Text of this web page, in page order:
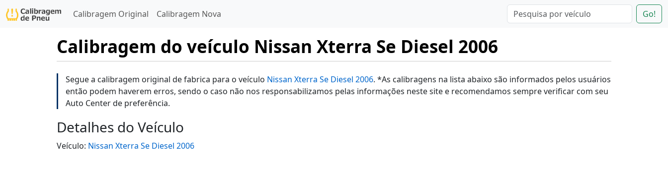
Calibragem Original Calibragem Nova Go!
Calibragem do veículo Nissan Xterra Se Diesel 2006
Segue a calibragem original de fabrica para o veículo Nissan Xterra Se Diesel 2006. *As calibragens na lista abaixo são informados pelos usuários
então podem haverem erros, sendo o caso não nos responsabilizamos pelas informações neste site e recomendamos sempre verificar com seu
Auto Center de preferência.
Detalhes do Veículo
Veículo: Nissan Xterra Se Diesel 2006